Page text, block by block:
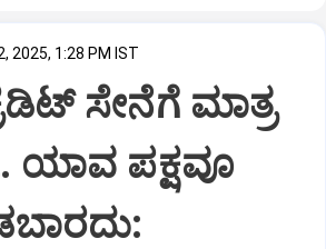
2025, 1:28 PM IST
ಸೇನೆಗೆ ಮಾತ್ರ
ಯಾವ ಪಕ್ಷವೂ